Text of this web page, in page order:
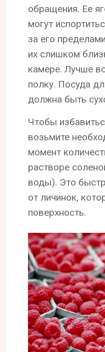
обращения. Ее
могут
за его
их слишком
камере. Лучше
полку. Посуда
должна быть
Чтобы
возьмите
момент
растворе
воды). Это
от личинок,
поверхность.